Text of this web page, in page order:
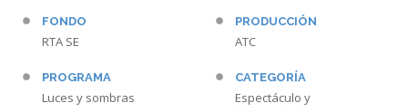
FONDO
RTA SE
PROGRAMA
Luces y sombras
PRODUCCIÓN
ATC
CATEGORÍA
Espectáculo y